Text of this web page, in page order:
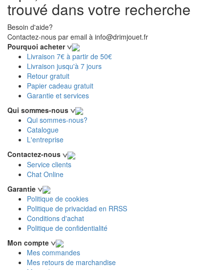
trouvé dans votre recherche
Besoin d'aide?
Contactez-nous par email à info@drimjouet.fr
Pourquoi acheter
Livraison 7€ à partir de 50€
Livraison jusqu'à 7 jours
Retour gratuit
Papier cadeau gratuit
Garantie et services
Qui sommes-nous
Qui sommes-nous?
Catalogue
L'entreprise
Contactez-nous
Service clients
Chat Online
Garantie
Politique de cookies
Politique de privacidad en RRSS
Conditions d'achat
Politique de confidentialité
Mon compte
Mes commandes
Mes retours de marchandise